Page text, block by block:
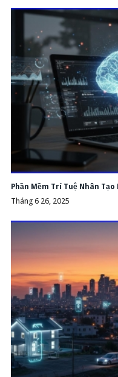
Phần Mềm Trí Tuệ Nhân
Tháng 6 26, 2025